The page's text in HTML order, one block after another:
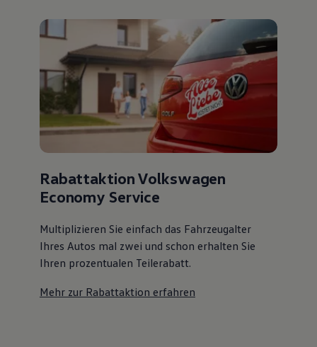
Rabattaktion Volkswagen
Economy Service
Multiplizieren Sie einfach das Fahrzeugalter
Ihres Autos mal zwei und schon erhalten Sie
Ihren prozentualen Teilerabatt.
Mehr zur Rabattaktion erfahren